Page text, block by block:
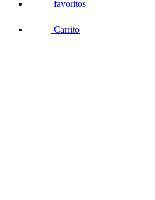
favoritos
Carrito